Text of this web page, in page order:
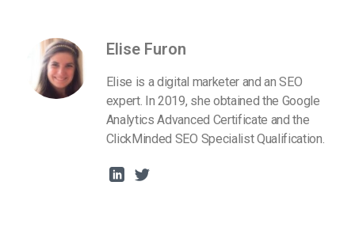
Elise Furon
Elise is a digital marketer and an SEO
expert. In 2019, she obtained the Google
Analytics Advanced Certificate and the
ClickMinded SEO Specialist Qualification.